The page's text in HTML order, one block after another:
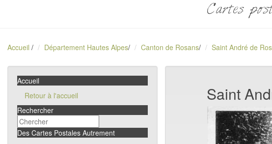
Cartes
Accueil / Département Hautes Alpes/ Canton de Rosans/ Saint André de
Accueil
Retour à l'accueil
Rechercher
Des Cartes Postales Autrement
Saint